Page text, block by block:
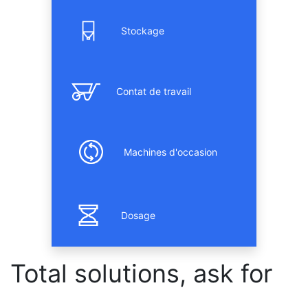
Stockage
Contat de travail
Machines d'occasion
Dosage
Total solutions, ask for